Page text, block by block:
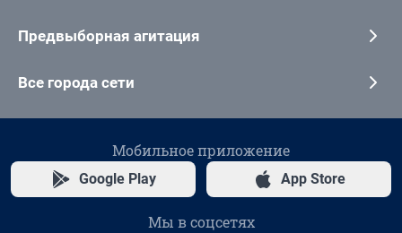
Предвыборная агитация
Все города сети
Мобильное приложение
Google Play App Store
Мы в соцсетях